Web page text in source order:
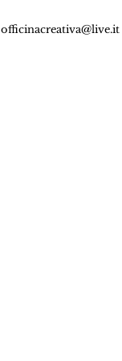
officinacreativa@live.it